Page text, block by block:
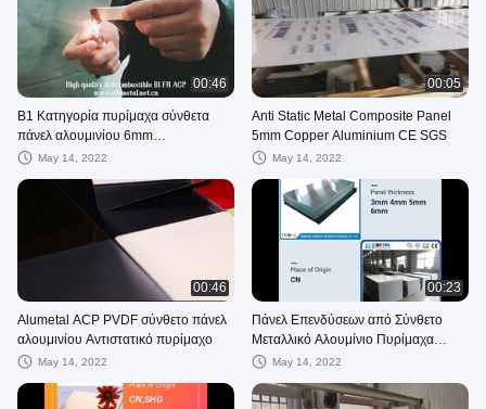
00:46
Β1 Κατηγορία πυρίμαχα σύνθετα
πάνελ αλουμινίου 6mm
Διακοσμητικά πάνελ τοίχου από
May 14, 2022
00:05
Anti Static Metal Composite Panel
5mm Copper Aluminium CE SGS
May 14, 2022
00:46
Alumetal ACP PVDF σύνθετο πάνελ
αλουμινίου Αντιστατικό πυρίμαχο
May 14, 2022
00:23
Πάνελ Επενδύσεων από Σύνθετο
Μεταλλικό Αλουμίνιο Πυρίμαχα
Διακοσμητικά Προσόψεων
May 14, 2022